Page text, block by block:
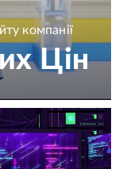
компанії
Цін